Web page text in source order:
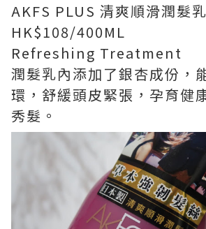
AKFS PLUS 清爽順滑潤髮乳
HK$108/400ML
Refreshing Treatment
潤髮乳內添加了銀杏成份，
環，舒緩頭皮緊張，孕育健
秀髮。